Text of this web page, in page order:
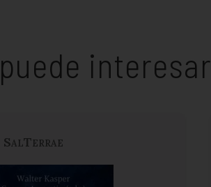
interesar
SalTerrae